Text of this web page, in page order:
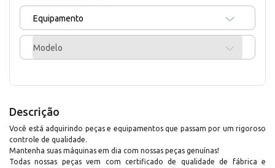
Equipamento
Modelo
Descrição
Você está adquirindo peças e equipamentos que passam por um rigoroso
controle de qualidade.
Mantenha suas máquinas em dia com nossas peças genuínas!
Todas nossas peças vem com certificado de qualidade de fábrica e